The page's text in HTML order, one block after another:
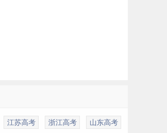
江苏高考 浙江高考 山东高考